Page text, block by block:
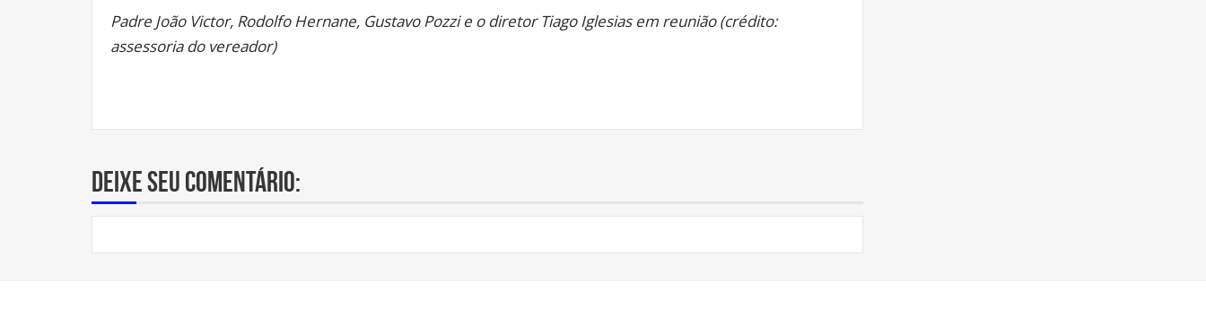
Padre João Victor, Rodolfo Hernane, Gustavo Pozzi e o diretor Tiago Iglesias em reunião (crédito:
assessoria do vereador)
Deixe seu comentário: